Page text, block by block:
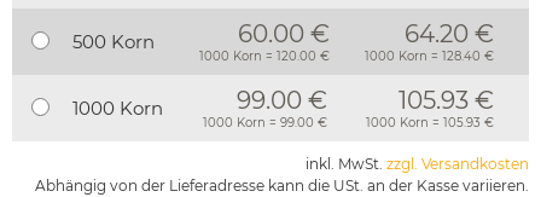
500 Korn 60.00 €
1000 Korn = 120.00 €
64.20 €
1000 Korn = 128.40 €
1000 Korn 99.00 €
1000 Korn = 99.00 €
105.93 €
1000 Korn = 105.93 €
inkl. MwSt. zzgl. Versandkosten
Abhängig von der Lieferadresse kann die USt. an der Kasse variieren.